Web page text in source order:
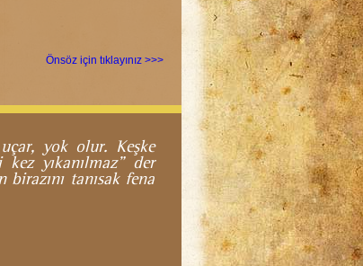
Önsöz için tıklayınız >>>
yok olur. Keşke
yıkanılmaz" der
tanısak fena